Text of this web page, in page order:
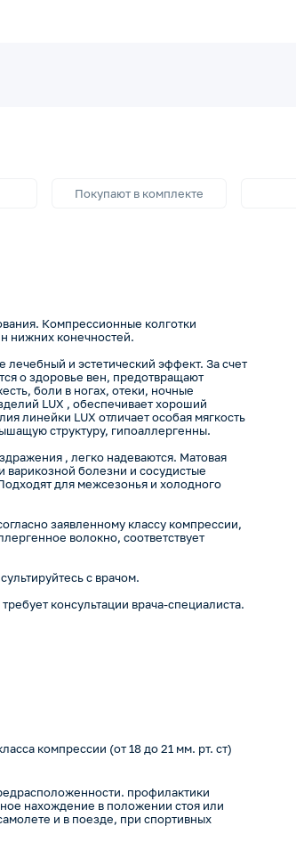
Покупают в комплекте
Компрессионные колготки
нижних конечностей.
лечебный и эстетический эффект. За счет
о здоровье вен, предотвращают
боли в ногах, отеки, ночные
LUX , обеспечивает хороший
линейки LUX отличает особая мягкость
структуру, гипоаллергенны.
, легко надеваются. Матовая
варикозной болезни и сосудистые
для межсезонья и холодного
заявленному классу компрессии,
волокно, соответствует
с врачом.
консультации врача-специалиста.
компрессии (от 18 до 21 мм. рт. ст)
профилактики
нахождение в положении стоя или
и в поезде, при спортивных